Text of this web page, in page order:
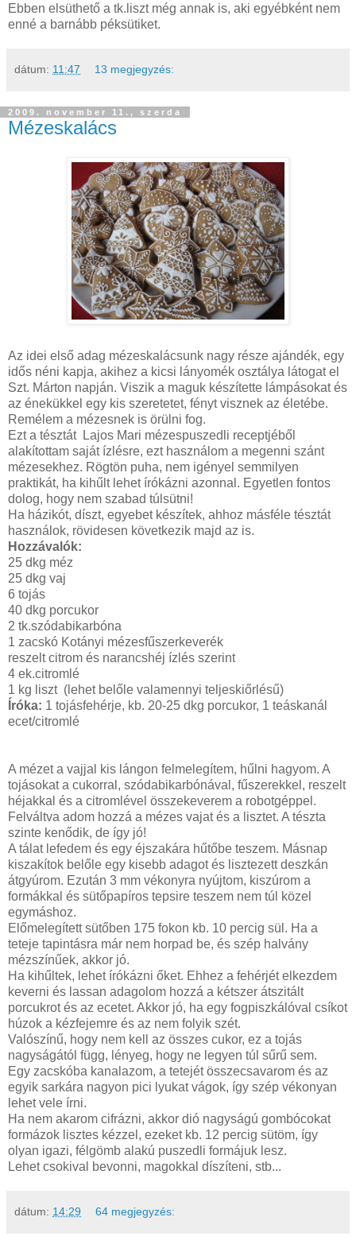
Ebben elsüthető a tk.liszt még annak is, aki egyébként nem
enné a barnább péksütiket.
dátum: 11:47 13 megjegyzés:
2009. november 11., szerda
Mézeskalács
Az idei első adag mézeskalácsunk nagy része ajándék, egy
idős néni kapja, akihez a kicsi lányomék osztálya látogat el
Szt. Márton napján. Viszik a maguk készítette lámpásokat és
az énekükkel egy kis szeretetet, fényt visznek az életébe.
Remélem a mézesnek is örülni fog.
Ezt a tésztát Lajos Mari mézespuszedli receptjéből
alakítottam saját ízlésre, ezt használom a megenni szánt
mézesekhez. Rögtön puha, nem igényel semmilyen
praktikát, ha kihűlt lehet írókázni azonnal. Egyetlen fontos
dolog, hogy nem szabad túlsütni!
Ha házikót, díszt, egyebet készítek, ahhoz másféle tésztát
használok, rövidesen következik majd az is.
Hozzávalók:
25 dkg méz
25 dkg vaj
6 tojás
40 dkg porcukor
2 tk.szódabikarbóna
1 zacskó Kotányi mézesfűszerkeverék
reszelt citrom és narancshéj ízlés szerint
4 ek.citromlé
1 kg liszt (lehet belőle valamennyi teljeskiőrlésű)
Íróka: 1 tojásfehérje, kb. 20-25 dkg porcukor, 1 teáskanál
ecet/citromlé
A mézet a vajjal kis lángon felmelegítem, hűlni hagyom. A
tojásokat a cukorral, szódabikarbónával, fűszerekkel, reszelt
héjakkal és a citromlével összekeverem a robotgéppel.
Felváltva adom hozzá a mézes vajat és a lisztet. A tészta
szinte kenődik, de így jó!
A tálat lefedem és egy éjszakára hűtőbe teszem. Másnap
kiszakítok belőle egy kisebb adagot és lisztezett deszkán
átgyúrom. Ezután 3 mm vékonyra nyújtom, kiszúrom a
formákkal és sütőpapíros tepsire teszem nem túl közel
egymáshoz.
Előmelegített sütőben 175 fokon kb. 10 percig sül. Ha a
teteje tapintásra már nem horpad be, és szép halvány
mézszínűek, akkor jó.
Ha kihűltek, lehet írókázni őket. Ehhez a fehérjét elkezdem
keverni és lassan adagolom hozzá a kétszer átszitált
porcukrot és az ecetet. Akkor jó, ha egy fogpiszkálóval csíkot
húzok a kézfejemre és az nem folyik szét.
Valószínű, hogy nem kell az összes cukor, ez a tojás
nagyságától függ, lényeg, hogy ne legyen túl sűrű sem.
Egy zacskóba kanalazom, a tetejét összecsavarom és az
egyik sarkára nagyon pici lyukat vágok, így szép vékonyan
lehet vele írni.
Ha nem akarom cifrázni, akkor dió nagyságú gombócokat
formázok lisztes kézzel, ezeket kb. 12 percig sütöm, így
olyan igazi, félgömb alakú puszedli formájuk lesz.
Lehet csokival bevonni, magokkal díszíteni, stb...
dátum: 14:29 64 megjegyzés: